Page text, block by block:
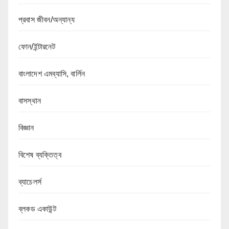
প্রবাস জীবন/অন্যান্য
ফোন/ইন্টারনেট
বাংলাদেশ এমব্যাসি, বার্লিন
বাসস্থান
বিজ্ঞান
বিশেষ ব্যক্তিত্ব
ব্যাচেলর্স
ব্লকড একাউন্ট